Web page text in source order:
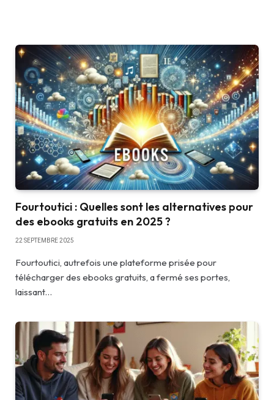
Fourtoutici : Quelles sont les alternatives pour
des ebooks gratuits en 2025 ?
22 SEPTEMBRE 2025
Fourtoutici, autrefois une plateforme prisée pour
télécharger des ebooks gratuits, a fermé ses portes,
laissant…